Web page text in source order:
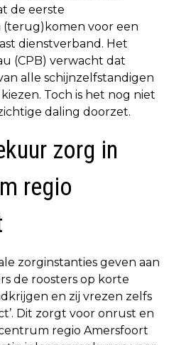
de eerste
(terug)komen voor een
dienstverband. Het
(CPB) verwacht dat
alle schijnzelfstandigen
Toch is het nog niet
daling doorzet.
zorg in
regio
zorginstanties geven aan
de roosters op korte
en zij vrezen zelfs
Dit zorgt voor onrust en
regio Amersfoort